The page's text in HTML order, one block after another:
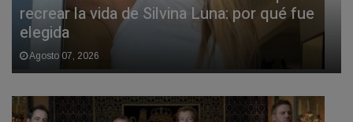
recrear la vida de Silvina Luna: por qué fue
elegida
Agosto 07, 2026